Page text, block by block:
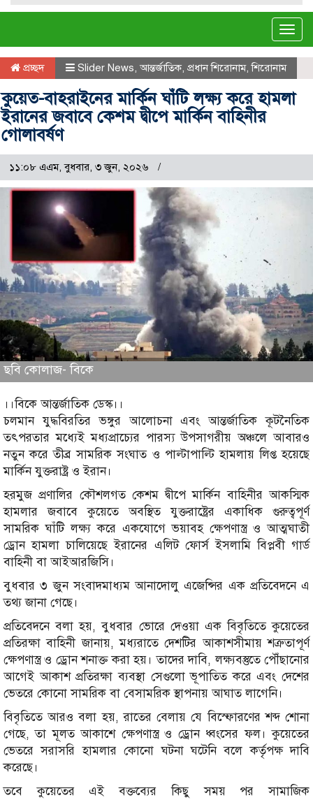
প্রচ্ছদ Slider News, আন্তর্জাতিক, প্রধান শিরোনাম,শিরোনাম
কুয়েত-বাহরাইনের মার্কিন ঘাঁটি লক্ষ্য করে হামলা
ইরানের জবাবে কেশম দ্বীপে মার্কিন বাহিনীর
গোলাবর্ষণ
১১:০৮ এএম, বুধবার, ৩ জুন, ২০২৬
ছবি কোলাজ- বিকে
।।বিকে আন্তর্জাতিক ডেস্ক।।
চলমান যুদ্ধবিরতির ভঙ্গুর আলোচনা এবং আন্তর্জাতিক কূটনৈতিক
তৎপরতার মধ্যেই মধ্যপ্রাচ্যের পারস্য উপসাগরীয় অঞ্চলে আবারও
নতুন করে তীব্র সামরিক সংঘাত ও পাল্টাপাল্টি হামলায় লিপ্ত হয়েছে
মার্কিন যুক্তরাষ্ট্র ও ইরান।
হরমুজ প্রণালির কৌশলগত কেশম দ্বীপে মার্কিন বাহিনীর আকস্মিক
হামলার জবাবে কুয়েতে অবস্থিত যুক্তরাষ্ট্রের একাধিক গুরুত্বপূর্ণ
সামরিক ঘাঁটি লক্ষ্য করে একযোগে ভয়াবহ ক্ষেপণাস্ত্র ও আত্মঘাতী
ড্রোন হামলা চালিয়েছে ইরানের এলিট ফোর্স ইসলামি বিপ্লবী গার্ড
বাহিনী বা আইআরজিসি।
বুধবার ৩ জুন সংবাদমাধ্যম আনাদোলু এজেন্সির এক প্রতিবেদনে এ
তথ্য জানা গেছে।
প্রতিবেদনে বলা হয়, বুধবার ভোরে দেওয়া এক বিবৃতিতে কুয়েতের
প্রতিরক্ষা বাহিনী জানায়, মধ্যরাতে দেশটির আকাশসীমায় শত্রুতাপূর্ণ
ক্ষেপণাস্ত্র ও ড্রোন শনাক্ত করা হয়। তাদের দাবি, লক্ষ্যবস্তুতে পৌঁছানোর
আগেই আকাশ প্রতিরক্ষা ব্যবস্থা সেগুলো ভূপাতিত করে এবং দেশের
ভেতরে কোনো সামরিক বা বেসামরিক স্থাপনায় আঘাত লাগেনি।
বিবৃতিতে আরও বলা হয়, রাতের বেলায় যে বিস্ফোরণের শব্দ শোনা
গেছে, তা মূলত আকাশে ক্ষেপণাস্ত্র ও ড্রোন ধ্বংসের ফল। কুয়েতের
ভেতরে সরাসরি হামলার কোনো ঘটনা ঘটেনি বলে কর্তৃপক্ষ দাবি
করেছে।
তবে কুয়েতের এই বক্তব্যের কিছু সময় পর সামাজিক